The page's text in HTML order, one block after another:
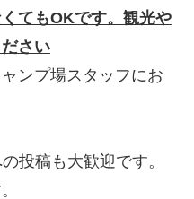
てもOKです。観光や
さい
ンプ場スタッフにお
投稿も大歓迎です。